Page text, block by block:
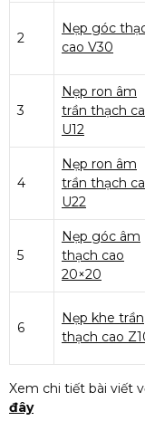
2
Nẹp góc
cao V30
3
Nẹp ron âm
trần thạch
U12
4
Nẹp ron âm
trần thạch
U22
5
Nẹp góc âm
thạch cao
20×20
6
Nẹp khe trần
thạch cao
Xem chi tiết bài viết
đây